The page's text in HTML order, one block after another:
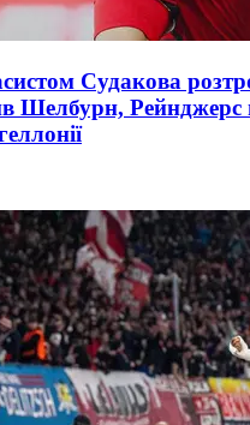
Судакова
Шелбурн, Рейнджерс